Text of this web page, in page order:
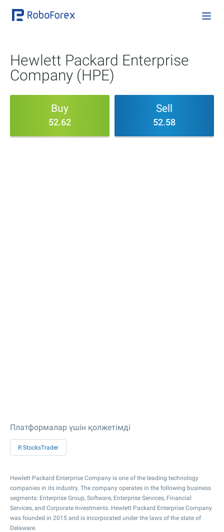
Hewlett Packard Enterprise
Company (HPE)
Buy
52.62
Sell
52.58
Платформалар үшін қолжетімді
R StocksTrader
Hewlett Packard Enterprise Company is one of the leading technology
companies in its industry. The company operates in the following business
segments: Enterprise Group, Software, Enterprise Services, Financial
Services, and Corporate Investments. Hewlett Packard Enterprise Company
was founded in 2015 and is incorporated under the laws of the state of
Delaware.